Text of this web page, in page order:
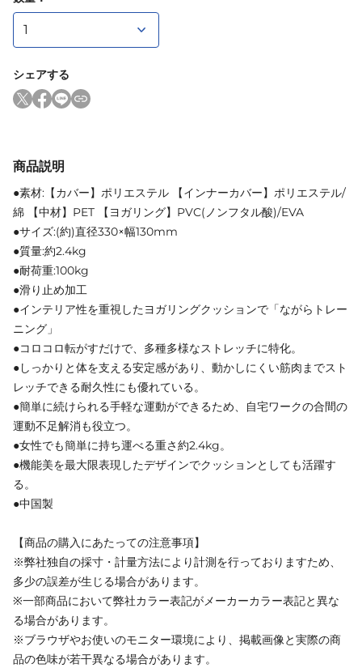
シェアする
商品説明
●素材:【カバー】ポリエステル 【インナーカバー】ポリエステル/
綿 【中材】PET 【ヨガリング】PVC(ノンフタル酸)/EVA
●サイズ:(約)直径330×幅130mm
●質量:約2.4kg
●耐荷重:100kg
●滑り止め加工
●インテリア性を重視したヨガリングクッションで「ながらトレー
ニング」
●コロコロ転がすだけで、多種多様なストレッチに特化。
●しっかりと体を支える安定感があり、動かしにくい筋肉までスト
レッチできる耐久性にも優れている。
●簡単に続けられる手軽な運動ができるため、自宅ワークの合間の
運動不足解消も役立つ。
●女性でも簡単に持ち運べる重さ約2.4kg。
●機能美を最大限表現したデザインでクッションとしても活躍す
る。
●中国製
【商品の購入にあたっての注意事項】
※弊社独自の採寸・計量方法により計測を行っておりますため、
多少の誤差が生じる場合があります。
※一部商品において弊社カラー表記がメーカーカラー表記と異な
る場合があります。
※ブラウザやお使いのモニター環境により、掲載画像と実際の商
品の色味が若干異なる場合があります。